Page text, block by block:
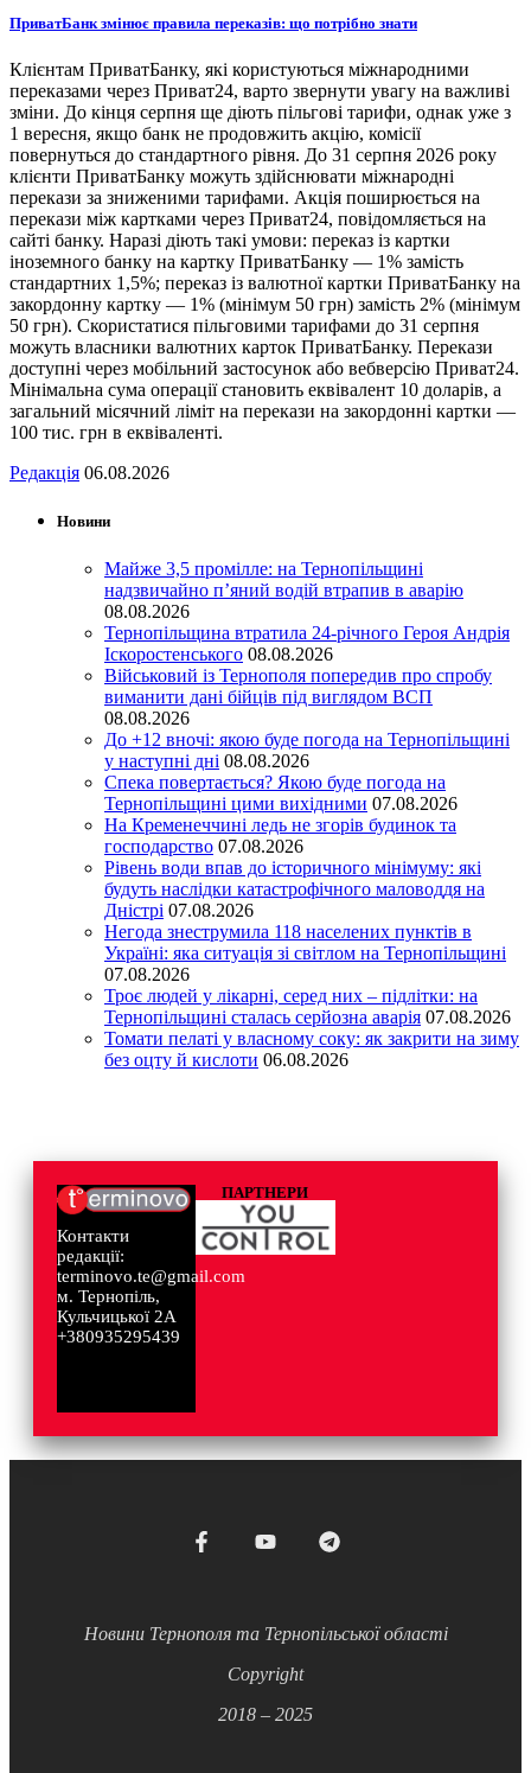
ПриватБанк змінює правила переказів: що потрібно знати
Клієнтам ПриватБанку, які користуються міжнародними
переказами через Приват24, варто звернути увагу на важливі
зміни. До кінця серпня ще діють пільгові тарифи, однак уже з
1 вересня, якщо банк не продовжить акцію, комісії
повернуться до стандартного рівня. До 31 серпня 2026 року
клієнти ПриватБанку можуть здійснювати міжнародні
перекази за зниженими тарифами. Акція поширюється на
перекази між картками через Приват24, повідомляється на
сайті банку. Наразі діють такі умови: переказ із картки
іноземного банку на картку ПриватБанку — 1% замість
стандартних 1,5%; переказ із валютної картки ПриватБанку на
закордонну картку — 1% (мінімум 50 грн) замість 2% (мінімум
50 грн). Скористатися пільговими тарифами до 31 серпня
можуть власники валютних карток ПриватБанку. Перекази
доступні через мобільний застосунок або вебверсію Приват24.
Мінімальна сума операції становить еквівалент 10 доларів, а
загальний місячний ліміт на перекази на закордонні картки —
100 тис. грн в еквіваленті.
Редакція 06.08.2026
Новини
Майже 3,5 промілле: на Тернопільщині
надзвичайно п’яний водій втрапив в аварію
08.08.2026
Тернопільщина втратила 24-річного Героя Андрія
Іскоростенського 08.08.2026
Військовий із Тернополя попередив про спробу
виманити дані бійців під виглядом ВСП
08.08.2026
До +12 вночі: якою буде погода на Тернопільщині
у наступні дні 08.08.2026
Спека повертається? Якою буде погода на
Тернопільщині цими вихідними 07.08.2026
На Кременеччині ледь не згорів будинок та
господарство 07.08.2026
Рівень води впав до історичного мінімуму: які
будуть наслідки катастрофічного маловоддя на
Дністрі 07.08.2026
Негода знеструмила 118 населених пунктів в
Україні: яка ситуація зі світлом на Тернопільщині
07.08.2026
Троє людей у лікарні, серед них – підлітки: на
Тернопільщині сталась серйозна аварія 07.08.2026
Томати пелаті у власному соку: як закрити на зиму
без оцту й кислоти 06.08.2026
Контакти
редакції:
terminovo.te@gmail.com
м. Тернопіль,
Кульчицької 2А
+380935295439
ПАРТНЕРИ
Новини Тернополя та Тернопільської області
Copyright
2018 – 2025